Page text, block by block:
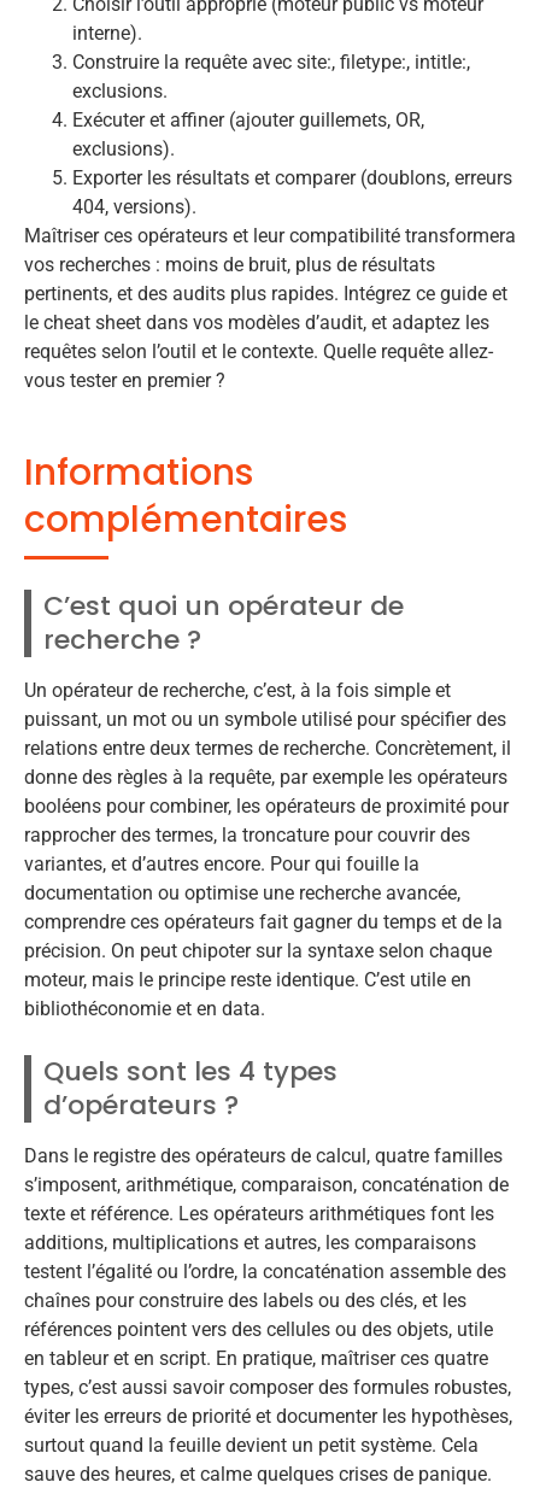
interne).
Construire la requête avec site:, filetype:, intitle:,
exclusions.
Exécuter et affiner (ajouter guillemets, OR,
exclusions).
Exporter les résultats et comparer (doublons, erreurs
404, versions).
Maîtriser ces opérateurs et leur compatibilité transformera
vos recherches : moins de bruit, plus de résultats
pertinents, et des audits plus rapides. Intégrez ce guide et
le cheat sheet dans vos modèles d’audit, et adaptez les
requêtes selon l’outil et le contexte. Quelle requête allez-
vous tester en premier ?
Informations
complémentaires
C’est quoi un opérateur de
recherche ?
Un opérateur de recherche, c’est, à la fois simple et
puissant, un mot ou un symbole utilisé pour spécifier des
relations entre deux termes de recherche. Concrètement, il
donne des règles à la requête, par exemple les opérateurs
booléens pour combiner, les opérateurs de proximité pour
rapprocher des termes, la troncature pour couvrir des
variantes, et d’autres encore. Pour qui fouille la
documentation ou optimise une recherche avancée,
comprendre ces opérateurs fait gagner du temps et de la
précision. On peut chipoter sur la syntaxe selon chaque
moteur, mais le principe reste identique. C’est utile en
bibliothéconomie et en data.
Quels sont les 4 types
d’opérateurs ?
Dans le registre des opérateurs de calcul, quatre familles
s’imposent, arithmétique, comparaison, concaténation de
texte et référence. Les opérateurs arithmétiques font les
additions, multiplications et autres, les comparaisons
testent l’égalité ou l’ordre, la concaténation assemble des
chaînes pour construire des labels ou des clés, et les
références pointent vers des cellules ou des objets, utile
en tableur et en script. En pratique, maîtriser ces quatre
types, c’est aussi savoir composer des formules robustes,
éviter les erreurs de priorité et documenter les hypothèses,
surtout quand la feuille devient un petit système. Cela
sauve des heures, et calme quelques crises de panique.